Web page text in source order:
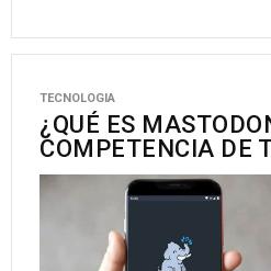
TECNOLOGIA
¿QUÉ ES
COMPETENCIA DE